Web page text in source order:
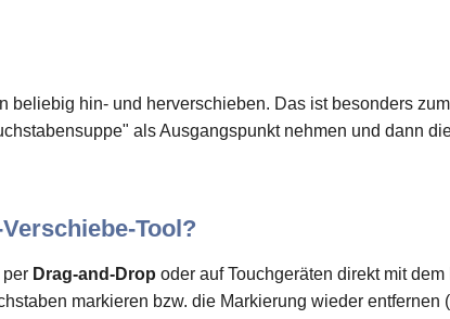
beliebig hin- und herverschieben. Das ist besonders
als Ausgangspunkt nehmen und dann
Tool?
per Drag-and-Drop oder auf Touchgeräten direkt mit
markieren bzw. die Markierung wieder entfernen